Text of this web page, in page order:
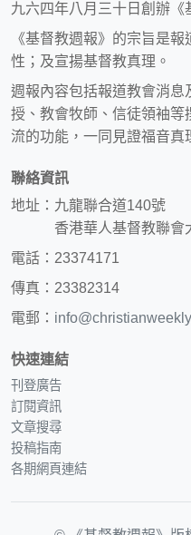
九六四年八月三十日創辦《
《基督教週報》的宗旨是
性；及宣揚基督教真理。
週報內容包括報道教會消
授、教會牧師、信徒領袖
流的功能，一同見證福音真
聯絡資訊
地址：九龍聯合道140號
香港華人基督教聯會
電話：23374171
傳真：23382314
電郵：
快速連結
刊登廣告
訂閱資訊
文章搜尋
投稿指南
各期網頁連結